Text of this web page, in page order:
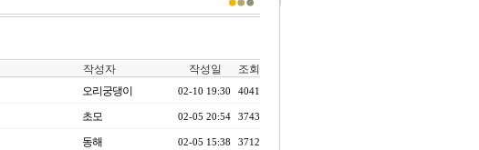
작성자 작성일 조회
오리궁댕이 02-10 19:30 4041
초모 02-05 20:54 3743
동해 02-05 15:38 3712